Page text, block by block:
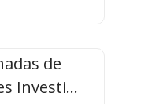
de
Investi...